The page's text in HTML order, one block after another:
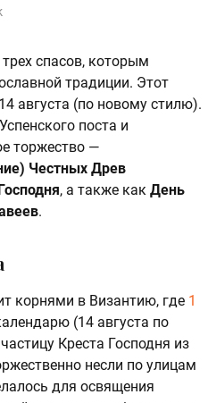
спасов, которым
традиции. Этот
14 августа (по новому стилю).
поста и
торжество —
Честных Древ
, а также как День
.
корнями в Византию, где 1
(14 августа по
Креста Господня из
несли по улицам
для освящения